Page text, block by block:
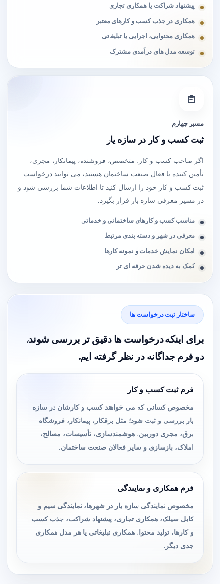
پیشنهاد شراکت یا همکاری تجاری
همکاری در جذب کسب و کارهای معتبر
همکاری محتوایی، اجرایی یا تبلیغاتی
توسعه مدل های درآمدی مشترک
مسیر چهارم
ثبت کسب و کار در سازه یار
اگر صاحب کسب و کار، متخصص، فروشنده، پیمانکار، مجری،
تأمین کننده یا فعال صنعت ساختمان هستید، می توانید درخواست
ثبت کسب و کار خود را ارسال کنید تا اطلاعات شما بررسی شود و
در مسیر معرفی سازه یار قرار بگیرد.
مناسب کسب و کارهای ساختمانی و خدماتی
معرفی در شهر و دسته بندی مرتبط
امکان نمایش خدمات و نمونه کارها
کمک به دیده شدن حرفه ای تر
ساختار ثبت درخواست ها
برای اینکه درخواست ها دقیق تر بررسی شوند،
دو فرم جداگانه در نظر گرفته ایم.
فرم ثبت کسب و کار
مخصوص کسانی که می خواهند کسب و کارشان در سازه
یار بررسی و ثبت شود؛ مثل برقکار، پیمانکار، فروشگاه
برق، مجری دوربین، هوشمندسازی، تأسیسات، مصالح،
املاک، بازسازی و سایر فعالان صنعت ساختمان.
فرم همکاری و نمایندگی
مخصوص نمایندگی سازه یار در شهرها، نمایندگی سیم و
کابل سیلک، همکاری تجاری، پیشنهاد شراکت، جذب کسب
و کارها، تولید محتوا، همکاری تبلیغاتی یا هر مدل همکاری
جدی دیگر.